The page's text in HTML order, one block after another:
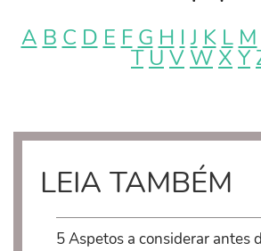
A B C D E F G H I J K L M
TUVW XY
LEIA TAMBÉM
5 Aspetos a considerar antes